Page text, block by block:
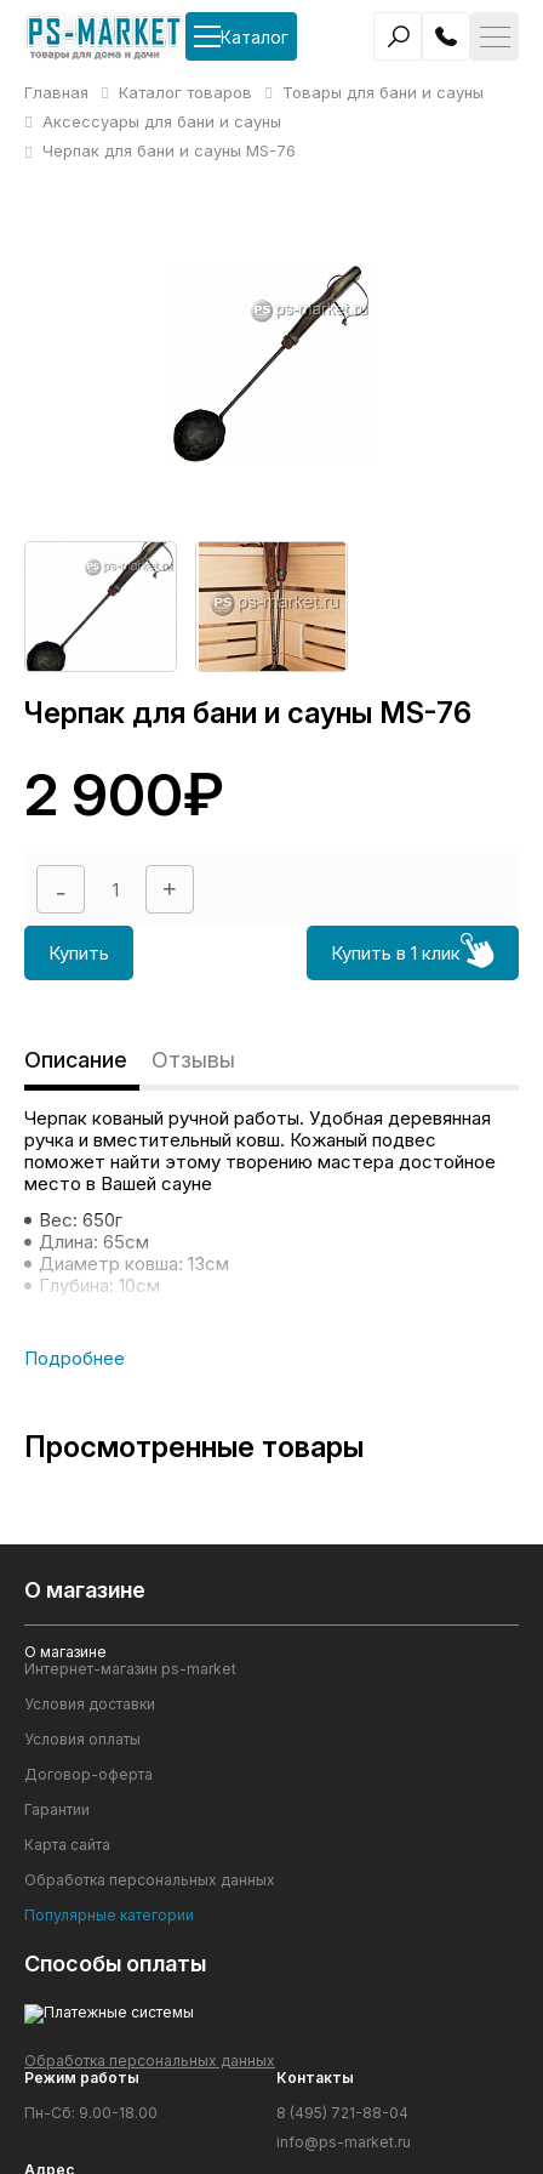
Каталог
Главная Каталог товаров
Товары для бани и сауны
Аксессуары для бани и сауны
Черпак для бани и сауны MS-76
Черпак для бани и сауны MS-76
2 900₽
Купить Купить в 1 клик
Описание Отзывы
Черпак кованый ручной работы. Удобная деревянная
ручка и вместительный ковш. Кожаный подвес
поможет найти этому творению мастера достойное
место в Вашей сауне
Вес: 650г
Длина: 65см
Диаметр ковша: 13см
Глубина: 10см
Просмотренные товары
О магазине
О магазине
Интернет-магазин ps-market
Условия доставки
Условия оплаты
Договор-оферта
Гарантии
Карта сайта
Обработка персональных данных
Популярные категории
Способы оплаты
Обработка персональных данных
Режим работы
Пн-Сб: 9.00-18.00
Контакты
8 (495) 721-88-04
info@ps-market.ru
Адрес